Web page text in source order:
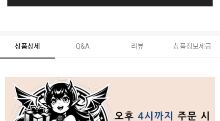
상품상세 Q&A 리뷰 상품정보제공